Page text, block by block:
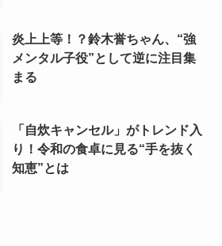
炎上上等！？鈴木誉ちゃん、“強
メンタル子役”として逆に注目集
まる
「自炊キャンセル」がトレンド入
り！令和の食卓に見る“手を抜く
知恵”とは